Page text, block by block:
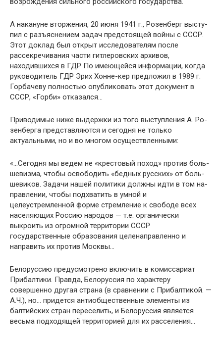
А накануне вторжения, 20 июня 1941 г., Розенберг высту­
пил с разъяснением задач предстоящей войны с СССР.
Этот доклад был открыт исследователям после
рассекречивания части гитлеровских архивов,
находившихся в ГДР По име­ющейся информации, когда
руководитель ГДР Эрих Хонне-кер предложил в 1989 г.
Горбачеву полностью опубликовать этот документ в
СССР, «Горби» отказался…
Приводимые ниже выдержки из того выступления А. Ро-
зенберга представляются и сегодня не только
актуальными, но и во многом осуществленными:
«…Сегодня мы ведем не «крестовый поход» против боль­
шевизма, чтобы освободить «бедных русских» от боль­
шевиков. Задачи нашей политики должны идти в том на­
правлении, чтобы подхватить в умной и
целеустремленной форме стремление к свободе всех
населяющих Россию на­родов — т.е. органически
выкроить из огромной террито­рии СССР
государственные образования целенаправленно и
направить их против Москвы…
Белоруссию предусмотрено включить в комиссариат
Прибалтики. Правда, Белоруссия по характеру
совершенно другая страна (в сравнении с Прибалтикой. —
А.Ч.), но… придется антиобщественные элементы из
балтийских стран переселить, и Белоруссия является
весьма подходящей тер­риторией для их расселения…